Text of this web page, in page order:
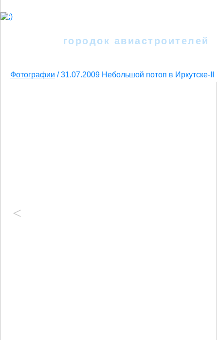
городок авиастроителей
Фотографии /31.07.2009 Небольшой потоп в Иркутске-II
<